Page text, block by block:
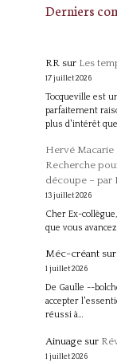
Derniers
RRsur Les
17 juillet 2026
Tocqueville est
parfaitement
plus d'intérêt
Hervé Macarie
Recherche
découpe – par
13 juillet 2026
Cher Ex-
que vous
Méc-créantsur
1 juillet 2026
De Gaulle --
accepter
réussi à…
Ainuagesur
1 juillet 2026